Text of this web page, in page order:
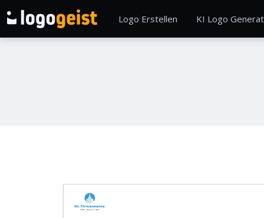
Logo Erstellen KI Logo
Ihr Firmenname
Ihre Basislinie